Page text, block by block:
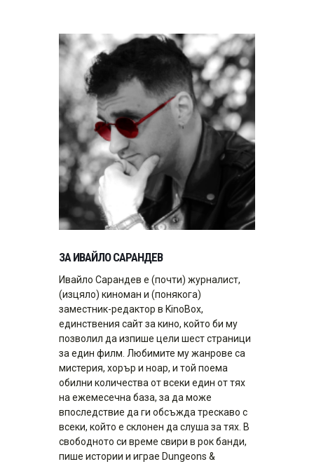
ЗА ИВАЙЛО САРАНДЕВ
Ивайло Сарандев е (почти) журналист,
(изцяло) киноман и (понякога)
заместник-редактор в KinoBox,
единствения сайт за кино, който би му
позволил да изпише цели шест страници
за един филм. Любимите му жанрове са
мистерия, хорър и ноар, и той поема
обилни количества от всеки един от тях
на ежемесечна база, за да може
впоследствие да ги обсъжда трескаво с
всеки, който е склонен да слуша за тях. В
свободното си време свири в рок банди,
пише истории и играе Dungeons &